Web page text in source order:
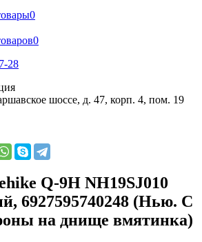
0
0
28
шоссе, д. 47, корп. 4, пом. 19
Q-9H NH19SJ010
6927595740248 (Нью. С
на днище вмятинка)